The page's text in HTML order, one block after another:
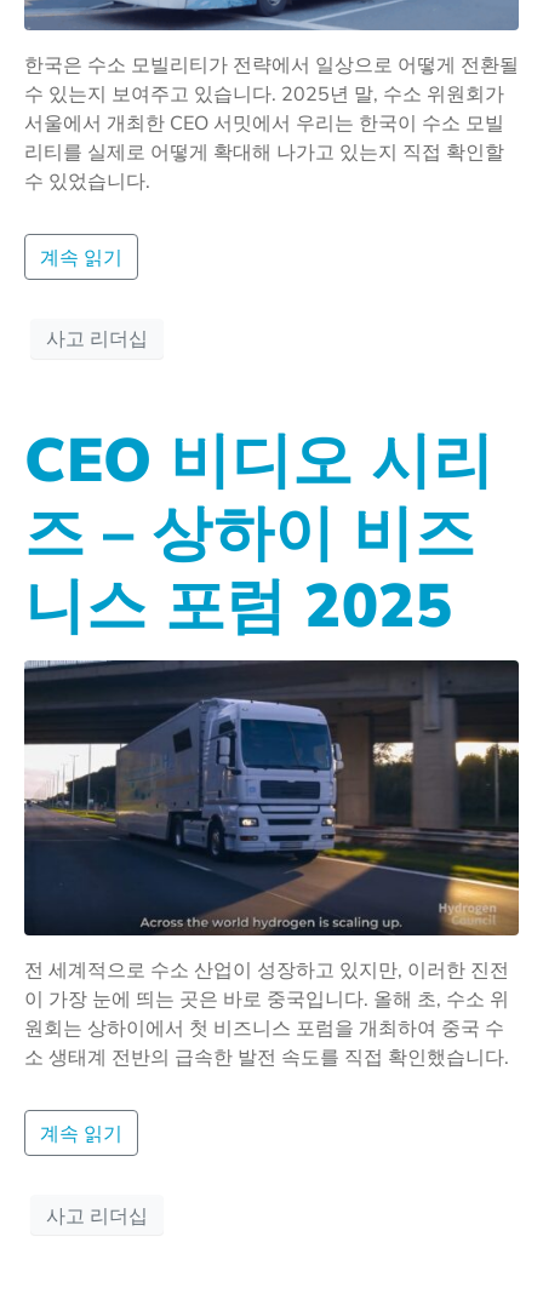
한국은 수소 모빌리티가 전략에서 일상으로 어떻게 전환될
수 있는지 보여주고 있습니다. 2025년 말, 수소 위원회가
서울에서 개최한 CEO 서밋에서 우리는 한국이 수소 모빌
리티를 실제로 어떻게 확대해 나가고 있는지 직접 확인할
수 있었습니다.
계속 읽기
사고 리더십
CEO 비디오 시리
즈 – 상하이 비즈
니스 포럼 2025
전 세계적으로 수소 산업이 성장하고 있지만, 이러한 진전
이 가장 눈에 띄는 곳은 바로 중국입니다. 올해 초, 수소 위
원회는 상하이에서 첫 비즈니스 포럼을 개최하여 중국 수
소 생태계 전반의 급속한 발전 속도를 직접 확인했습니다.
계속 읽기
사고 리더십